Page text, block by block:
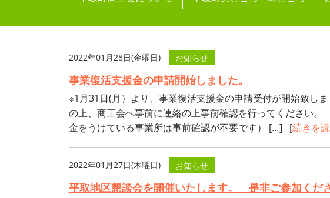
2022年01月28日(金曜日) お知らせ
事業復活支援金の申請開始しました。
※1月31日(月）より、事業復活支援金の申請受付が開始致し
の上、商工会へ事前に連絡の上事前確認を行ってください
金をうけている事業所は事前確認が不要です） […] [続きを
2022年01月27日(木曜日) お知らせ
平取地区懇談会を開催いたします。 是非ご参加くださ